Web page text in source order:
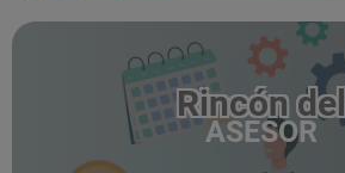
Rincón del
ASESOR